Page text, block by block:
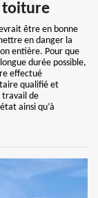
toiture
être en bonne
en danger la
entière. Pour que
durée possible,
effectué
qualifié et
travail de
ainsi qu’à